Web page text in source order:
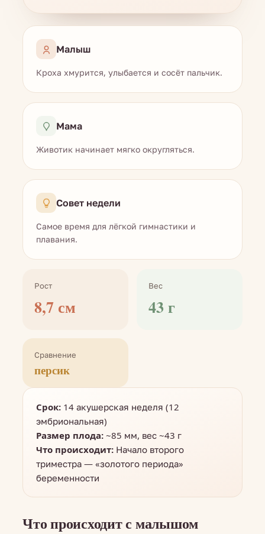
Малыш
Кроха хмурится, улыбается и сосёт пальчик.
Мама
Животик начинает мягко округляться.
Совет недели
Самое время для лёгкой гимнастики и
плавания.
Рост
8,7 см
Вес
43 г
Сравнение
персик
Срок: 14 акушерская неделя (12
эмбриональная)
Размер плода: ~85 мм, вес ~43 г
Что происходит: Начало второго
триместра — «золотого периода»
беременности
Что происходит с малышом